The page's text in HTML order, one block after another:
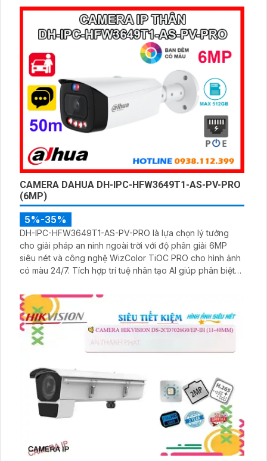
CAMERA DAHUA DH-IPC-HFW3649T1-AS-PV-PRO
(6MP)
5%-35%
DH-IPC-HFW3649T1-AS-PV-PRO là lựa chọn lý tưởng
cho giải pháp an ninh ngoài trời với độ phân giải 6MP
siêu nét và công nghệ WizColor TiOC PRO cho hình ảnh
có màu 24/7. Tích hợp trí tuệ nhân tạo AI giúp phân biệt
chiều, ghi hình linh hoạt với khe thẻ nhớ lên đến 512GB.